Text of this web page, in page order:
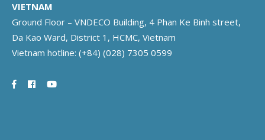
VIETNAM
Ground Floor – VNDECO Building, 4 Phan Ke Binh street,
Da Kao Ward, District 1, HCMC, Vietnam
Vietnam hotline: (+84) (028) 7305 0599